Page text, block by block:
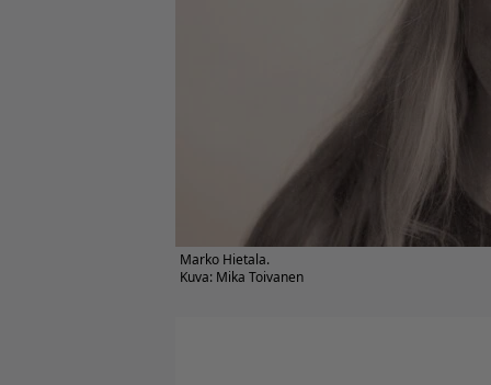
Marko Hietala.
Kuva: Mika Toivanen